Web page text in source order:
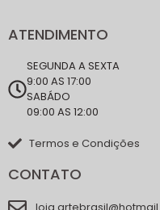
ATENDIMENTO
SEGUNDA A SEXTA
9:00 AS 17:00
SABÁDO
09:00 AS 12:00
Termos e Condições
CONTATO